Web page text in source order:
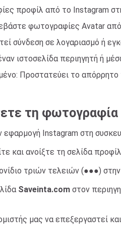
προφίλ από το Instagram
φωτογραφίες Avatar
σύνδεση σε λογαριασμό ή
ιστοσελίδα περιηγητή ή
Προστατεύει το
τη
Instagram στη
και ανοίξτε τη σελίδα
τριών τελειών (●●●)
Saveinta.com στον
μας να επεξεργαστεί